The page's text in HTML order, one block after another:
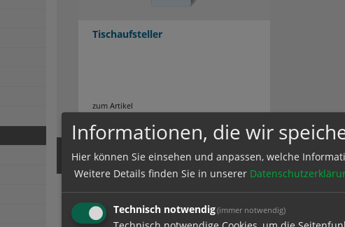
Tischaufsteller
zum Artikel
Informationen, die wir
Hier können Sie einsehen und anpassen, welche
Weitere Details finden Sie in unserer
Technisch notwendig(immer notwendig)